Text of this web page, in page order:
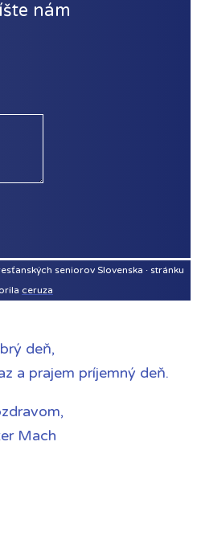
nám
seniorov Slovenska · stránku
ceruza
deň,
a prajem príjemný deň.
Mach